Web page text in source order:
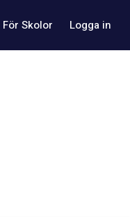
För Skolor Logga in